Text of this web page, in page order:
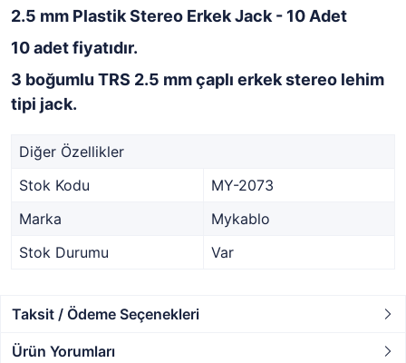
2.5 mm Plastik Stereo Erkek Jack - 10 Adet
10 adet fiyatıdır.
3 boğumlu TRS 2.5 mm çaplı erkek stereo lehim
tipi jack.
Diğer Özellikler
Stok Kodu
MY-2073
Marka
Mykablo
Stok Durumu
Var
Taksit / Ödeme Seçenekleri
Ürün Yorumları